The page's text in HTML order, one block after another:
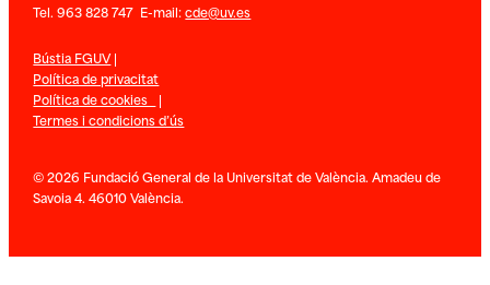
Tel. 963 828 747 E-mail:cde@uv.es
Bústia FGUV|
Política de privacitat
Política de cookies |
Termes i condicions d’ús
© 2026 Fundació General de la Universitat de València. Amadeu de
Savoia 4. 46010 València.